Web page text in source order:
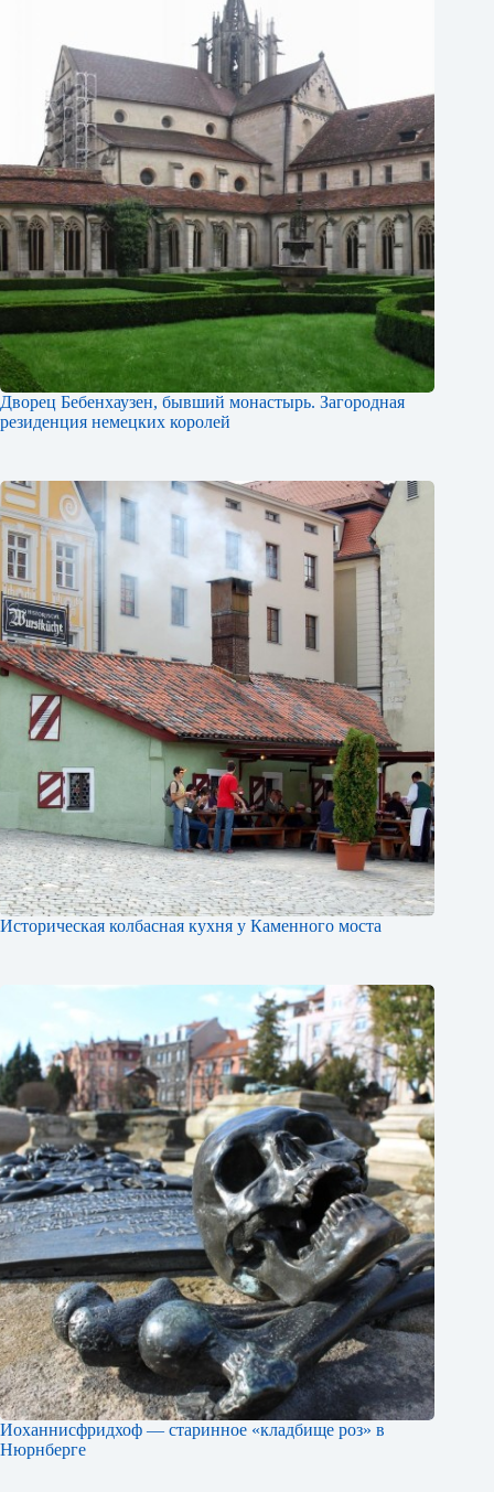
Дворец Бебенхаузен, бывший монастырь. Загородная
резиденция немецких королей
Историческая колбасная кухня у Каменного моста
Иоханнисфридхоф — старинное «кладбище роз» в
Нюрнберге